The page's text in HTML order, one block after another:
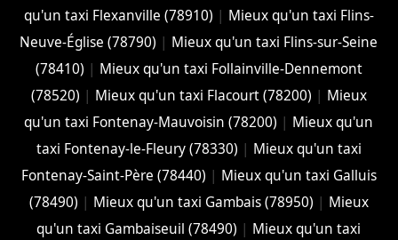
qu'un taxi Flexanville (78910) | Mieux qu'un taxi Flins-
Neuve-Église (78790) | Mieux qu'un taxi Flins-sur-Seine
(78410) | Mieux qu'un taxi Follainville-Dennemont
(78520) | Mieux qu'un taxi Flacourt (78200) | Mieux
qu'un taxi Fontenay-Mauvoisin (78200) | Mieux qu'un
taxi Fontenay-le-Fleury (78330) | Mieux qu'un taxi
Fontenay-Saint-Père (78440) | Mieux qu'un taxi Galluis
(78490) | Mieux qu'un taxi Gambais (78950) | Mieux
qu'un taxi Gambaiseuil (78490) | Mieux qu'un taxi